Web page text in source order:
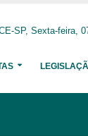
SP, Sexta-feira,